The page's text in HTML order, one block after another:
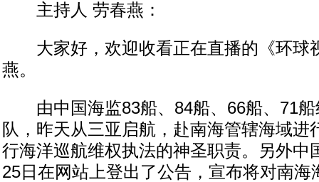
主持人 劳春燕：
大家好，欢迎收看正在直播的《环球
燕。
由中国海监83船、84船、66船、71船
队，昨天从三亚启航，赴南海管辖海域进
行海洋巡航维权执法的神圣职责。另外中
25日在网站上登出了公告，宣布将对南海